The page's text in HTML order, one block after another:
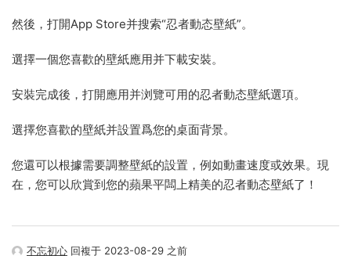
然後，打開App Store并搜索“忍者動态壁紙”。
選擇一個您喜歡的壁紙應用并下載安裝。
安裝完成後，打開應用并浏覽可用的忍者動态壁紙選項。
選擇您喜歡的壁紙并設置爲您的桌面背景。
您還可以根據需要調整壁紙的設置，例如動畫速度或效果。現
在，您可以欣賞到您的蘋果平闆上精美的忍者動态壁紙了！
不忘初心 回複于 2023-08-29 之前